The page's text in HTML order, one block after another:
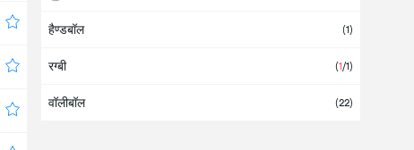
यूरोप
हैण्डबॉल (1)
रग्बी (1/1)
वॉलीबॉल (22)